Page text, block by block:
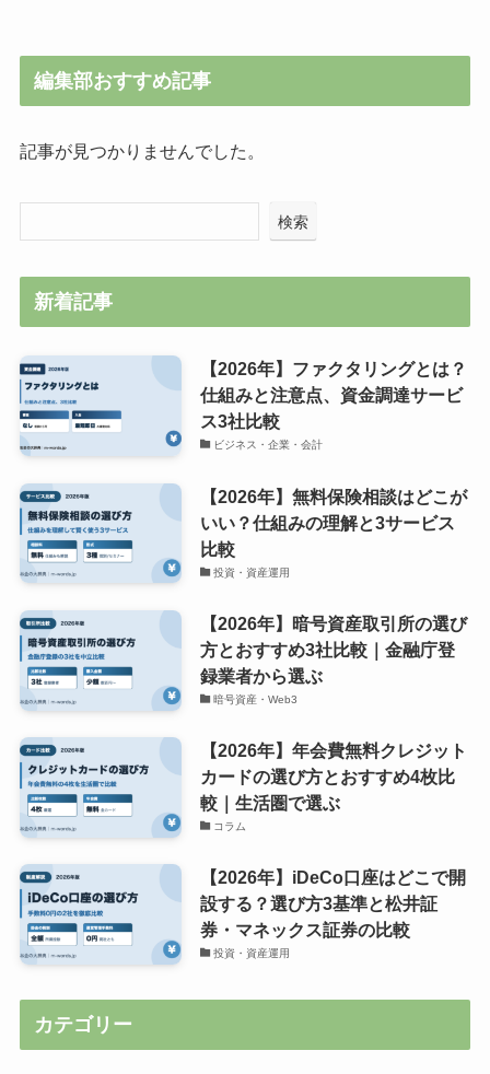
編集部おすすめ記事
記事が見つかりませんでした。
検索
新着記事
【2026年】ファクタリングとは？
仕組みと注意点、資金調達サービ
ス3社比較
ビジネス・企業・会計
【2026年】無料保険相談はどこが
いい？仕組みの理解と3サービス
比較
投資・資産運用
【2026年】暗号資産取引所の選び
方とおすすめ3社比較｜金融庁登
録業者から選ぶ
暗号資産・Web3
【2026年】年会費無料クレジット
カードの選び方とおすすめ4枚比
較｜生活圏で選ぶ
コラム
【2026年】iDeCo口座はどこで開
設する？選び方3基準と松井証
券・マネックス証券の比較
投資・資産運用
カテゴリー